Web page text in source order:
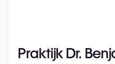
Praktijk Dr.